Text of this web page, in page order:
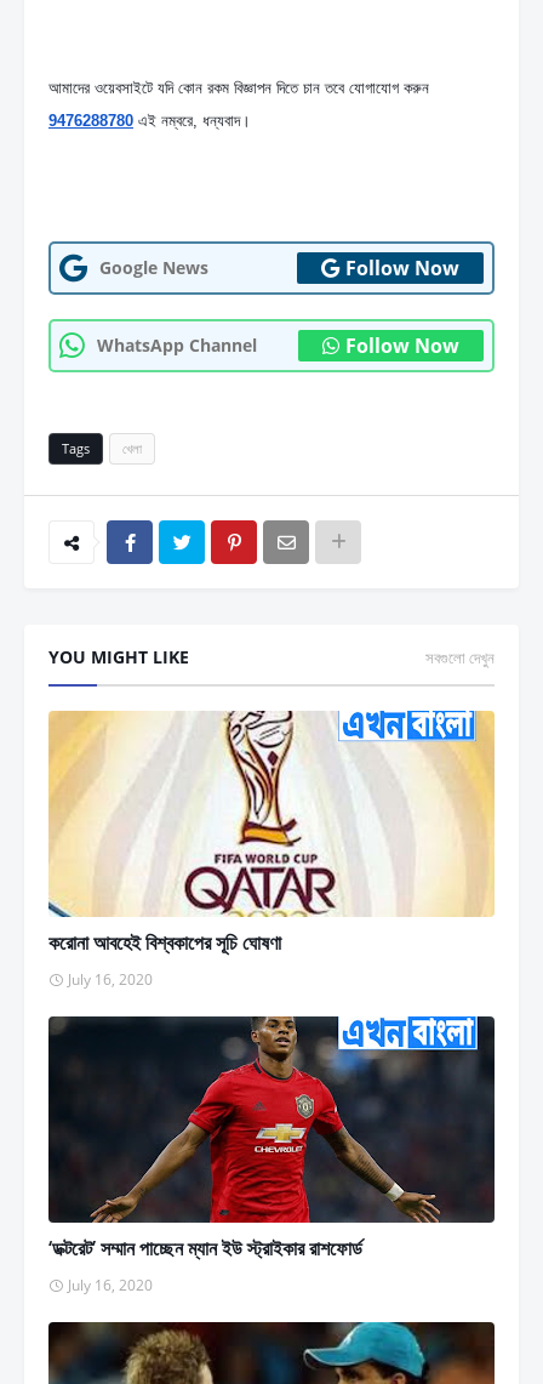
9476288780 এই নম্বরে, ধন্যবাদ।
Google News Follow Now
WhatsApp Channel Follow Now
Tags খেলা
YOU MIGHT LIKE সবগুলো দেখুন
করোনা আবহেই বিশ্বকাপের সূচি ঘোষণা
July 16, 2020
‘ডক্টরেট’ সম্মান পাচ্ছেন ম্যান ইউ স্ট্রাইকার রাশফোর্ড
July 16, 2020